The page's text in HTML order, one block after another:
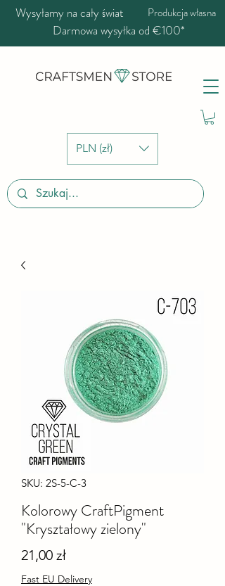
PLN (zł)
Wysyłamy na cały świat Produkcja własna
Darmowa wysyłka od €100*
SKU: 2S-5-C-3
Kolorowy CraftPigment
"Kryształowy zielony"
21,00 złCena
Fast EU Delivery